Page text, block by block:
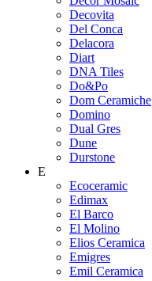
Decovita
Del Conca
Delacora
Diart
DNA Tiles
Do&Po
Dom Ceramiche
Domino
Dual Gres
Dune
Durstone
E
Ecoceramic
Edimax
El Barco
El Molino
Elios Ceramica
Emigres
Emil Ceramica